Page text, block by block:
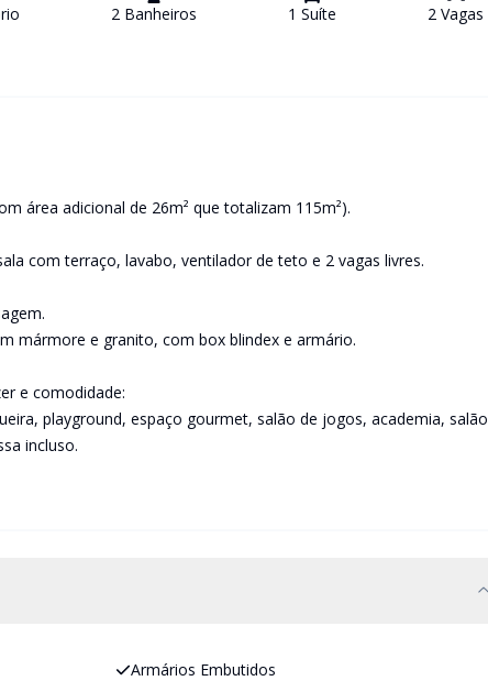
2 Banheiros 1 Suíte 2 Vagas
área adicional de 26m² que totalizam 115m²).
com terraço, lavabo, ventilador de teto e 2 vagas livres.
mármore e granito, com box blindex e armário.
e comodidade:
playground, espaço gourmet, salão de jogos, academia, salão
incluso.
Armários Embutidos